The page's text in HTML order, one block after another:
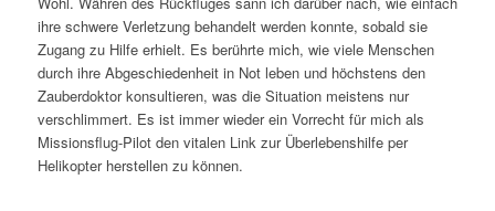
ihre schwere Verletzung behandelt werden konnte, sobald sie
Zugang zu Hilfe erhielt. Es berührte mich, wie viele Menschen
durch ihre Abgeschiedenheit in Not leben und höchstens den
Zauberdoktor konsultieren, was die Situation meistens nur
verschlimmert. Es ist immer wieder ein Vorrecht für mich als
Missionsflug-Pilot den vitalen Link zur Überlebenshilfe per
Helikopter herstellen zu können.